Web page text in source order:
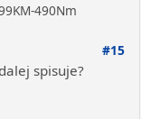
490Nm
#15
spisuje?